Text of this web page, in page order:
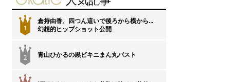
1
倉持由香、四つん這いで後ろから横から…
幻想的ヒップショット公開
青山ひかるの黒ビキニまん丸バスト